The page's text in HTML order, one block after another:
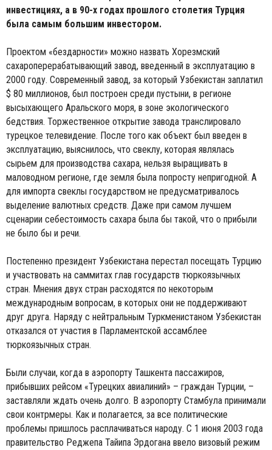
инвестициях, а в 90-х годах прошлого столетия Турция
была самым большим инвестором.
Проектом «бездарности» можно назвать Хорезмский
сахароперерабатывающий завод, введенный в эксплуатацию в
2000 году. Современный завод, за который Узбекистан заплатил
$ 80 миллионов, был построен среди пустыни, в регионе
высыхающего Аральского моря, в зоне экологического
бедствия. Торжественное открытие завода транслировало
турецкое телевидение. После того как объект был введен в
эксплуатацию, выяснилось, что свеклу, которая являлась
сырьем для производства сахара, нельзя выращивать в
маловодном регионе, где земля была попросту непригодной. А
для импорта свеклы государством не предусматривалось
выделение валютных средств. Даже при самом лучшем
сценарии себестоимость сахара была бы такой, что о прибыли
не было бы и речи.
Постепенно президент Узбекистана перестал посещать Турцию
и участвовать на саммитах глав государств тюркоязычных
стран. Мнения двух стран расходятся по некоторым
международным вопросам, в которых они не поддерживают
друг друга. Наряду с нейтральным Туркменистаном Узбекистан
отказался от участия в Парламентской ассамблее
тюркоязычных стран.
Были случаи, когда в аэропорту Ташкента пассажиров,
прибывших рейсом «Турецких авиалиний» – граждан Турции, –
заставляли ждать очень долго. В аэропорту Стамбула принимали
свои контрмеры. Как и полагается, за все политические
проблемы пришлось расплачиваться народу. С 1 июня 2003 года
правительство Реджепа Тайипа Эрдогана ввело визовый режим